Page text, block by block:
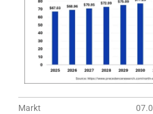
Markt